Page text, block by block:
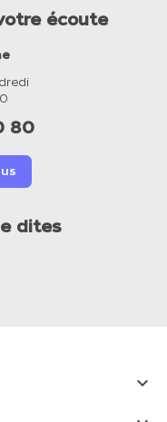
écoute
80
dites
